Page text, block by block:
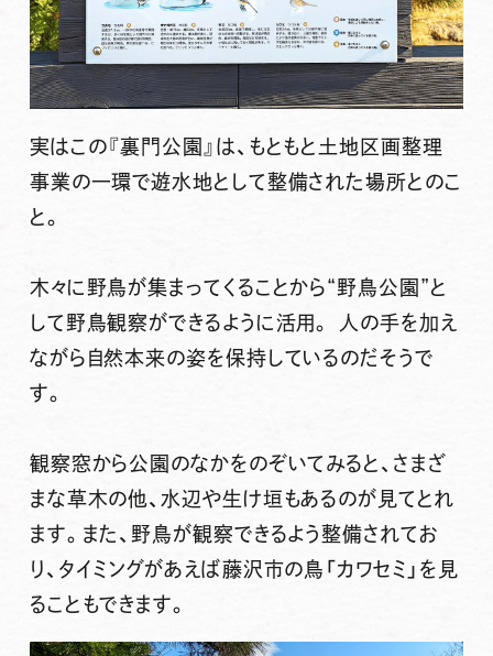
実はこの『裏門公園』は、 もともと土地区画整理
事業の一環で遊水地として整備された場所とのこ
と。
木々に野鳥が集まってくることから“野鳥公園”と
して野鳥観察ができるように活用。
人の手を加え
ながら自然本来の姿を保持しているのだそうで
す。
観察窓から公園のなかをのぞいてみると、さまざ
まな草木の他、水辺や生け垣もあるのが見てとれ
ます。また、 野鳥が観察できるよう整備されてお
り 、 タイミングがあえば藤沢市の鳥「カワセミ」を見
ることもできます。